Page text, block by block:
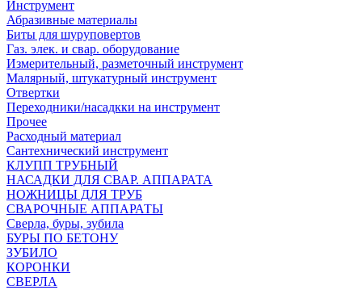
Инструмент
Абразивные материалы
Биты для шуруповертов
Газ. элек. и свар. оборудование
Измерительный, разметочный инструмент
Малярный, штукатурный инструмент
Отвертки
Переходники/насадкки на инструмент
Прочее
Расходный материал
Сантехнический инструмент
КЛУПП ТРУБНЫЙ
НАСАДКИ ДЛЯ СВАР. АППАРАТА
НОЖНИЦЫ ДЛЯ ТРУБ
СВАРОЧНЫЕ АППАРАТЫ
Сверла, буры, зубила
БУРЫ ПО БЕТОНУ
ЗУБИЛО
КОРОНКИ
СВЕРЛА